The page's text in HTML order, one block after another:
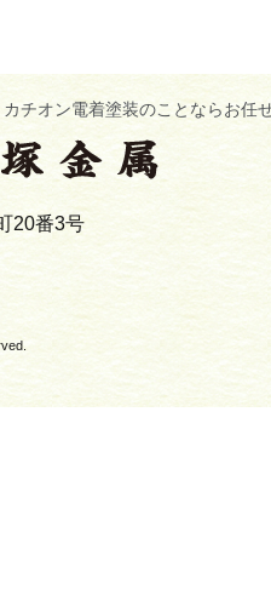
チオン電着塗装のことならお任
20番3号